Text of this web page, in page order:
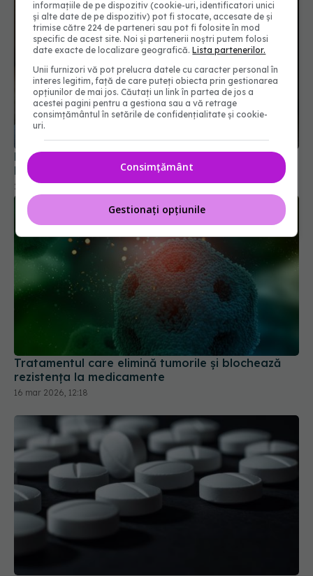
Medicamentele pentru reflux gastric, posibilă
legătură cu riscul de demență și cancer
21 iun 2026, 15:33
Tratamentul care elimină tumorile și blochează
rezistența la medicamente
16 mar 2026, 12:18
informațiile de pe dispozitiv (cookie-uri, identificatori unici
și alte date de pe dispozitiv) pot fi stocate, accesate de și
trimise către 224 de parteneri sau pot fi folosite în mod
specific de acest site. Noi și partenerii noștri putem folosi
date exacte de localizare geografică.Lista partenerilor.
Unii furnizori vă pot prelucra datele cu caracter personal în
interes legitim, față de care puteți obiecta prin gestionarea
opțiunilor de mai jos. Căutați un link în partea de jos a
acestei pagini pentru a gestiona sau a vă retrage
consimțământul în setările de confidențialitate și cookie-
uri.
Consimțământ
Gestionați opțiunile